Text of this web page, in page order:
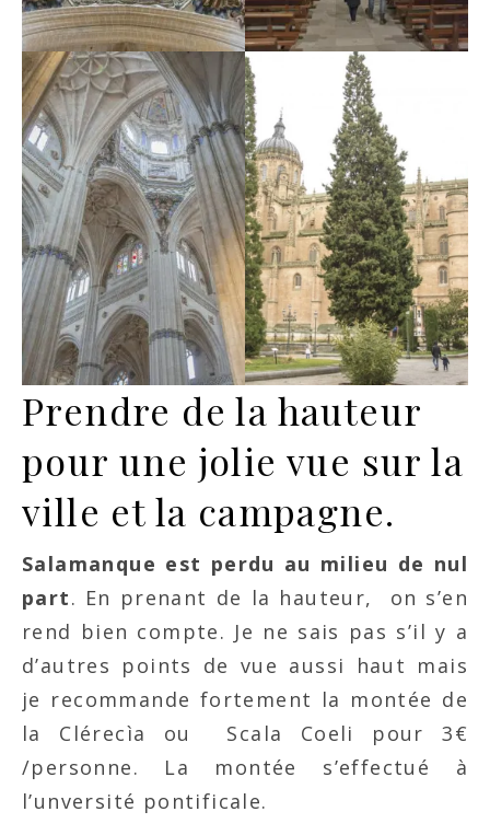
Prendre de la hauteur
pour une jolie vue sur la
ville et la campagne.
Salamanque est perdu au milieu de nul
part. En prenant de la hauteur, on s’en
rend bien compte. Je ne sais pas s’il y a
d’autres points de vue aussi haut mais
je recommande fortement la montée de
la Clérecìa ou Scala Coeli pour 3€
/personne. La montée s’effectué à
l’unversité pontificale.